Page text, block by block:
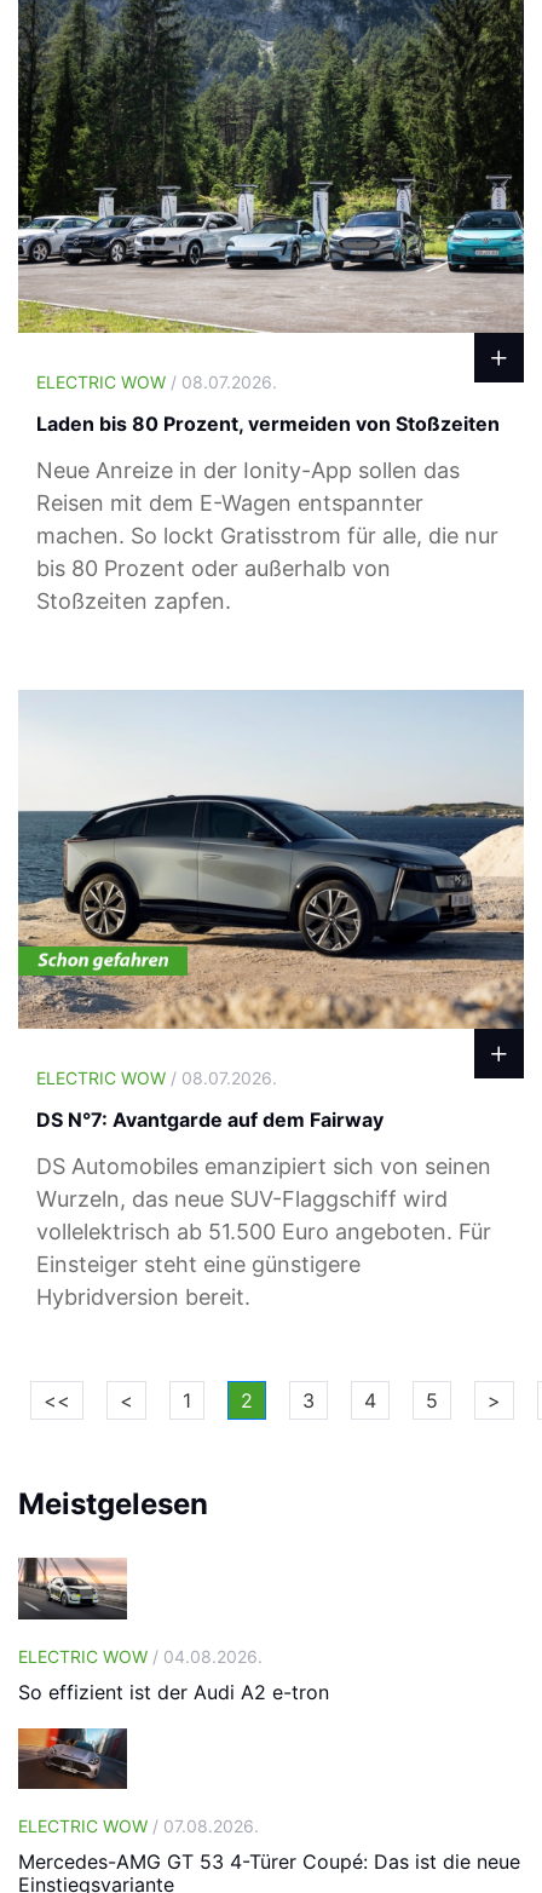
ELECTRIC WOW / 08.07.2026.
Laden bis 80 Prozent, vermeiden von Stoßzeiten
Neue Anreize in der Ionity-App sollen das
Reisen mit dem E-Wagen entspannter
machen. So lockt Gratisstrom für alle, die nur
bis 80 Prozent oder außerhalb von
Stoßzeiten zapfen.
ELECTRIC WOW / 08.07.2026.
DS N°7: Avantgarde auf dem Fairway
DS Automobiles emanzipiert sich von seinen
Wurzeln, das neue SUV-Flaggschiff wird
vollelektrisch ab 51.500 Euro angeboten. Für
Einsteiger steht eine günstigere
Hybridversion bereit.
<< < 1 2 3 4 5 >
Meistgelesen
ELECTRIC WOW / 04.08.2026.
So effizient ist der Audi A2 e-tron
ELECTRIC WOW / 07.08.2026.
Mercedes-AMG GT 53 4-Türer Coupé: Das ist die neue
Einstiegsvariante